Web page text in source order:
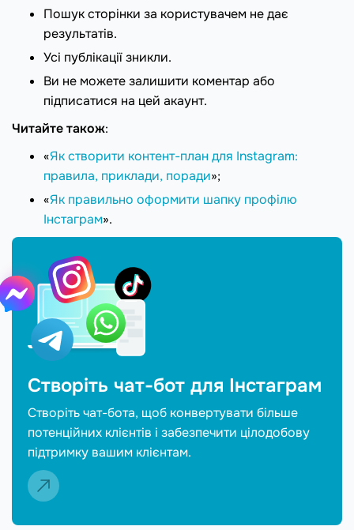
Пошук сторінки за користувачем не дає
результатів.
Усі публікації зникли.
Ви не можете залишити коментар або
підписатися на цей акаунт.
Читайте також:
«Як створити контент-план для Instagram:
правила, приклади, поради»;
«Як правильно оформити шапку профілю
Інстаграм».
Створіть чат-бот для Інстаграм
Створіть чат-бота, щоб конвертувати більше
потенційних клієнтів і забезпечити цілодобову
підтримку вашим клієнтам.